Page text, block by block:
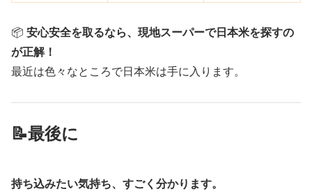
📦 安心安全を取るなら、現地スーパーで日本米を探すの
が正解！
最近は色々なところで日本米は手に入ります。
📝最後に
持ち込みたい気持ち、すごく分かります。